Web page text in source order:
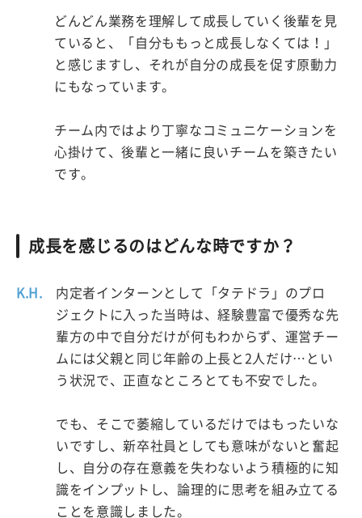
どんどん業務を理解して成長していく後輩を見
ていると、「自分ももっと成長しなくては！」
と感じますし、それが自分の成長を促す原動力
にもなっています。
チーム内ではより丁寧なコミュニケーションを
心掛けて、後輩と一緒に良いチームを築きたい
です。
成長を感じるのはどんな時ですか？
K.H.
内定者インターンとして「タテドラ」のプロ
ジェクトに入った当時は、経験豊富で優秀な先
輩方の中で自分だけが何もわからず、運営チー
ムには父親と同じ年齢の上長と2人だけ…とい
う状況で、正直なところとても不安でした。
でも、そこで萎縮しているだけではもったいな
いですし、新卒社員としても意味がないと奮起
し、自分の存在意義を失わないよう積極的に知
識をインプットし、論理的に思考を組み立てる
ことを意識しました。